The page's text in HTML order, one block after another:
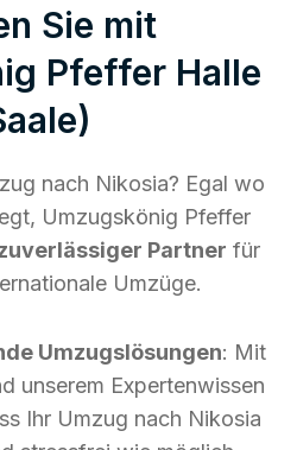
Sie mit
Pfeffer Halle
nach Nikosia? Egal wo
Umzugskönig Pfeffer
Partner für
Umzüge.
Umzugslösungen: Mit
unserem Expertenwissen
Ihr Umzug nach Nikosia